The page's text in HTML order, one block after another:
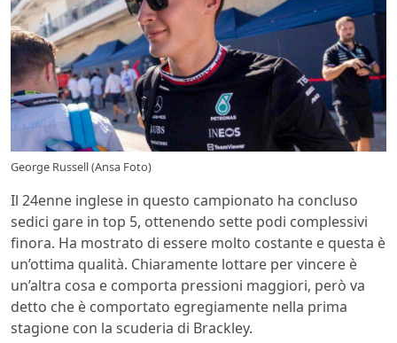
George Russell (Ansa Foto)
Il 24enne inglese in questo campionato ha concluso
sedici gare in top 5, ottenendo sette podi complessivi
finora. Ha mostrato di essere molto costante e questa è
un’ottima qualità. Chiaramente lottare per vincere è
un’altra cosa e comporta pressioni maggiori, però va
detto che è comportato egregiamente nella prima
stagione con la scuderia di Brackley.